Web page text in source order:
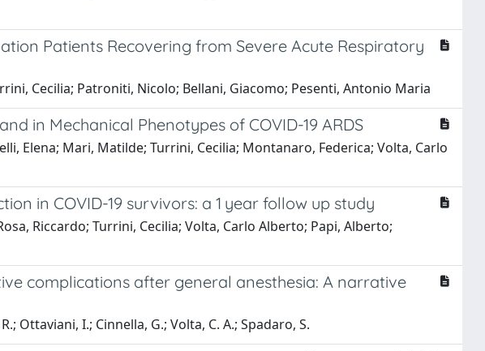
Patients Recovering from Severe Acute Respiratory
Cecilia; Patroniti, Nicolo; Bellani, Giacomo; Pesenti, Antonio Maria
in Mechanical Phenotypes of COVID-19 ARDS
Elena; Mari, Matilde; Turrini, Cecilia; Montanaro, Federica; Volta, Carlo
in COVID-19 survivors: a 1 year follow up study
Riccardo; Turrini, Cecilia; Volta, Carlo Alberto; Papi, Alberto;
complications after general anesthesia: A narrative
Ottaviani, I.; Cinnella, G.; Volta, C. A.; Spadaro, S.